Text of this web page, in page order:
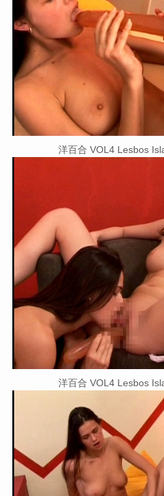
洋百合 VOL4 Lesbos
洋百合 VOL4 Lesbos